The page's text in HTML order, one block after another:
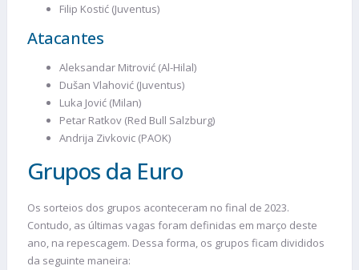
Filip Kostić (Juventus)
Atacantes
Aleksandar Mitrović (Al-Hilal)
Dušan Vlahović (Juventus)
Luka Jović (Milan)
Petar Ratkov (Red Bull Salzburg)
Andrija Zivkovic (PAOK)
Grupos da Euro
Os sorteios dos grupos aconteceram no final de 2023.
Contudo, as últimas vagas foram definidas em março deste
ano, na repescagem. Dessa forma, os grupos ficam divididos
da seguinte maneira: